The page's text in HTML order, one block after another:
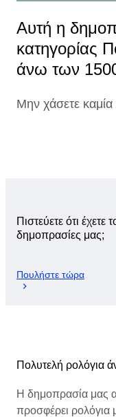
Αυτή η
κατηγορίας
άνω των
Μην χάσετε
Πιστεύετε ότι έχετε
δημοπρασίες μας;
Πουλήστε τώρα
Πολυτελή ρολόγια
Η δημοπρασία μας
προσφέρει ρολόγια